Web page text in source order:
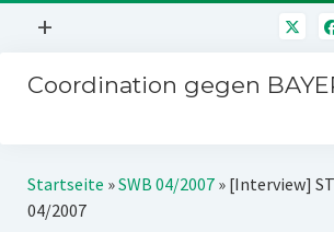
Menü
+
Mitmachen
Über uns
Coordination gegen
Kampagnen
Startseite »SWB 04/2007» [Interview]
04/2007